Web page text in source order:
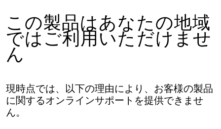
この製品はあなたの地域
ではご利用いただけませ
ん
現時点では、以下の理由により、お客様の製品
に関するオンラインサポートを提供できませ
ん。